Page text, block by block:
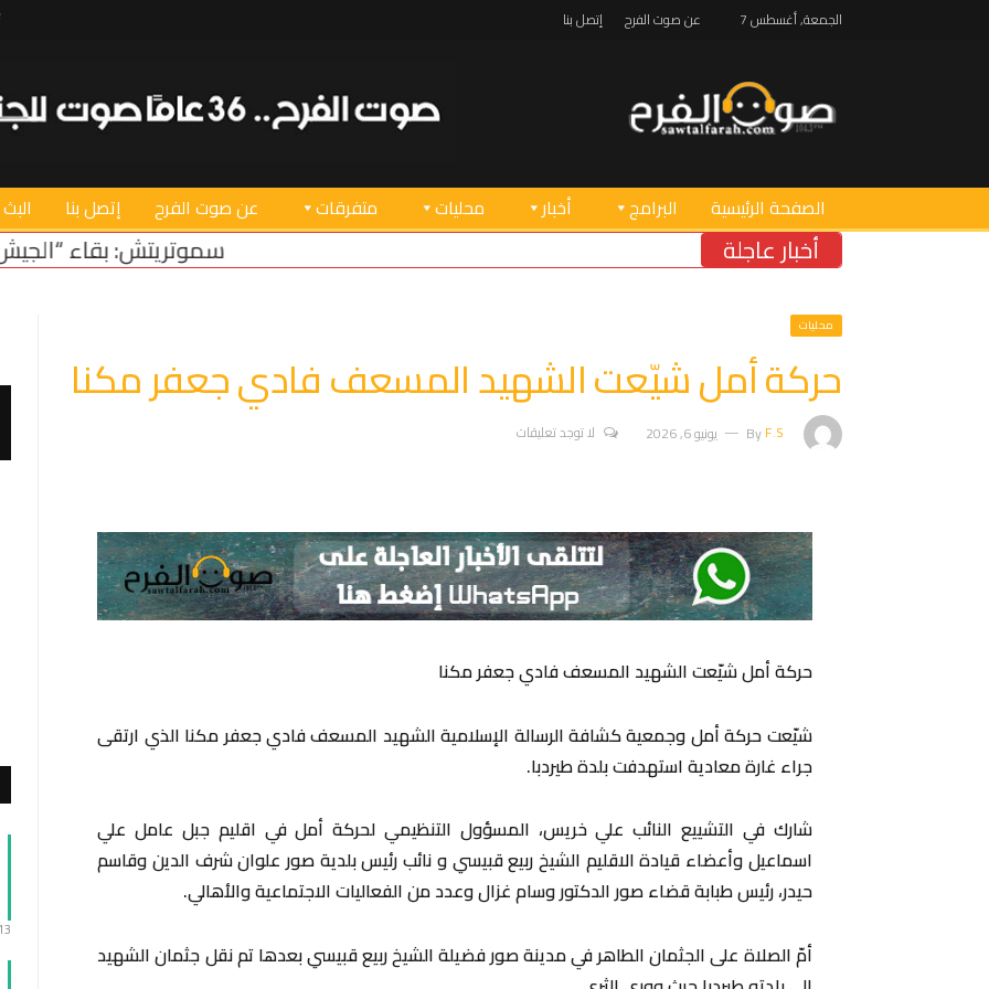
الجمعة, أغسطس 7 عن صوت الفرح إتصل بنا
الصفحة الرئيسية البرامج أخبار محليات متفرقات عن صوت الفرح إتصل بنا
أخبار عاجلة سموتريتش: بقاء “الجيش الإسرائيلي” في
محليات
حركة أمل شيّعت الشهيد المسعف فادي جعفر مكنا
ByF.S يونيو 6, 2026 لا توجد تعليقات
حركة أمل شيّعت الشهيد المسعف فادي جعفر مكنا
شيّعت حركة أمل وجمعية كشافة الرسالة الإسلامية الشهيد المسعف فادي جعفر مكنا الذي ارتقى
جراء غارة معادية استهدفت بلدة طيردبا.
شارك في التشييع النائب علي خريس، المسؤول التنظيمي لحركة أمل في اقليم جبل عامل علي
اسماعيل وأعضاء قيادة الاقليم الشيخ ربيع قبيسي و نائب رئيس بلدية صور علوان شرف الدين وقاسم
حيدر، رئيس طبابة قضاء صور الدكتور وسام غزال وعدد من الفعاليات الاجتماعية والأهالي.
أمّ الصلاة على الجثمان الطاهر في مدينة صور فضيلة الشيخ ربيع قبيسي بعدها تم نقل جثمان الشهيد